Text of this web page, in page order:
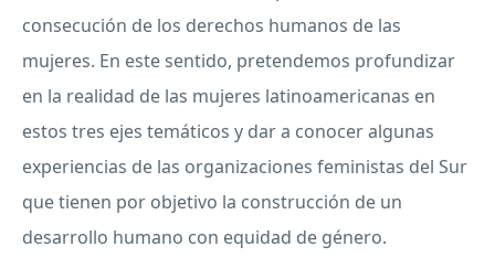
consecución de los derechos humanos de las
mujeres. En este sentido, pretendemos profundizar
en la realidad de las mujeres latinoamericanas en
estos tres ejes temáticos y dar a conocer algunas
experiencias de las organizaciones feministas del Sur
que tienen por objetivo la construcción de un
desarrollo humano con equidad de género.